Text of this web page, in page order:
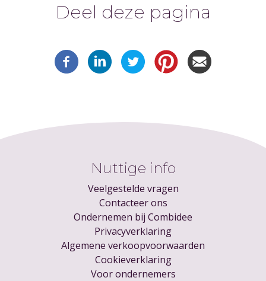
Deel deze pagina
Nuttige info
Veelgestelde vragen
Contacteer ons
Ondernemen bij Combidee
Privacyverklaring
Algemene verkoopvoorwaarden
Cookieverklaring
Voor ondernemers